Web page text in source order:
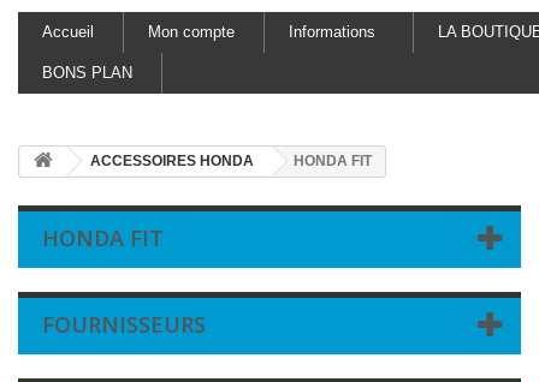
Accueil Mon compte Informations LA
BONS PLAN
ACCESSOIRES HONDA HONDA FIT
HONDA FIT
FOURNISSEURS